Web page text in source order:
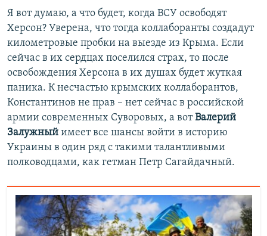
Я вот думаю, а что будет, когда ВСУ освободят
Херсон? Уверена, что тогда коллаборанты создадут
километровые пробки на выезде из Крыма. Если
сейчас в их сердцах поселился страх, то после
освобождения Херсона в их душах будет жуткая
паника. К несчастью крымских коллаборантов,
Константинов не прав – нет сейчас в российской
армии современных Суворовых, а вотВалерий
Залужный имеет все шансы войти в историю
Украины в один ряд с такими талантливыми
полководцами, как гетман Петр Сагайдачный.